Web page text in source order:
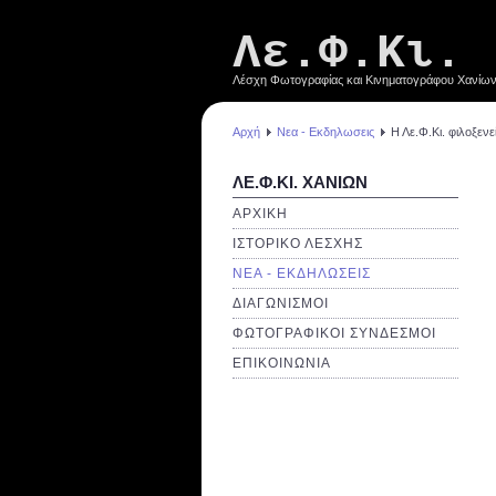
Λε.Φ.Κι.
Λέσχη Φωτογραφίας και Κινηματογράφου Χανίων
Αρχή Νεα - Εκδηλωσεις Η Λε.Φ.Κι.
ΛΕ.Φ.ΚΙ. ΧΑΝΙΩΝ
ΑΡΧΙΚΗ
ΙΣΤΟΡΙΚΟ ΛΕΣΧΗΣ
ΝΕΑ - ΕΚΔΗΛΩΣΕΙΣ
ΔΙΑΓΩΝΙΣΜΟΙ
ΦΩΤΟΓΡΑΦΙΚΟΙ ΣΥΝΔΕΣΜΟΙ
ΕΠΙΚΟΙΝΩΝΙΑ